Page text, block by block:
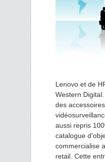
Lenovo et de
Western
des
aussi repris
catalogue
commercialise
retail. Cette